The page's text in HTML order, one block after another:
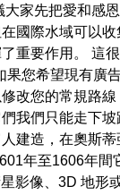
大家先把愛和感
國際水域可以
重要作用。 這
果您希望現有廣
改您的常規路
我們只能走下
建造，在奧斯
年至1606年間
影像、3D 地形